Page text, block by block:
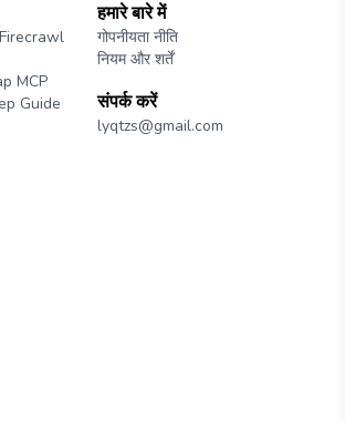
MCP
Guide
हमारे बारे में
गोपनीयता नीति
नियम और शर्तें
संपर्क करें
lyqtzs@gmail.com